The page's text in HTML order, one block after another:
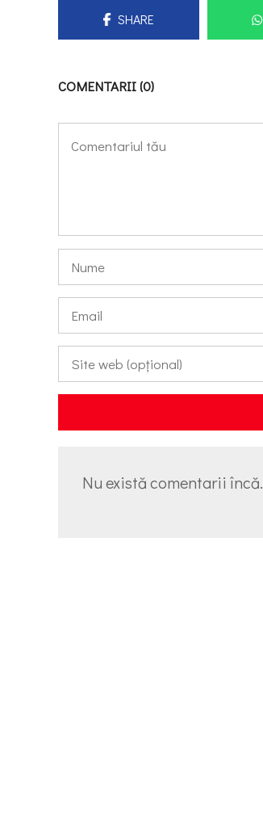
SHARE
COMENTARII (0)
Nu există comentarii încă.